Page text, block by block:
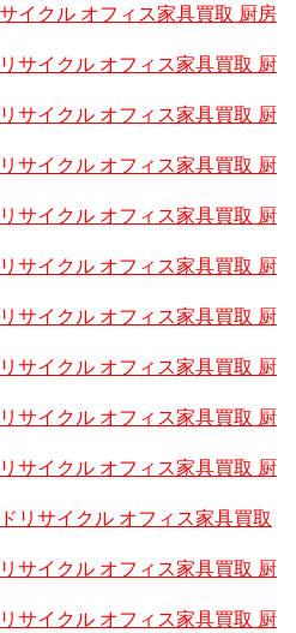
イクル オフィス家具買取 厨房
サイクル オフィス家具買取 厨
サイクル オフィス家具買取 厨
サイクル オフィス家具買取 厨
サイクル オフィス家具買取 厨
サイクル オフィス家具買取 厨
サイクル オフィス家具買取 厨
サイクル オフィス家具買取 厨
サイクル オフィス家具買取 厨
サイクル オフィス家具買取 厨
リサイクル オフィス家具買取
サイクル オフィス家具買取 厨
サイクル オフィス家具買取 厨